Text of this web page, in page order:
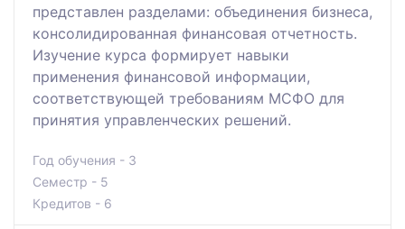
представлен разделами: объединения бизнеса,
консолидированная финансовая отчетность.
Изучение курса формирует навыки
применения финансовой информации,
соответствующей требованиям МСФО для
принятия управленческих решений.
Год обучения - 3
Семестр - 5
Кредитов - 6